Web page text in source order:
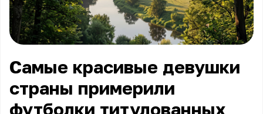
Самые красивые девушки
страны примерили
футболки титулованных